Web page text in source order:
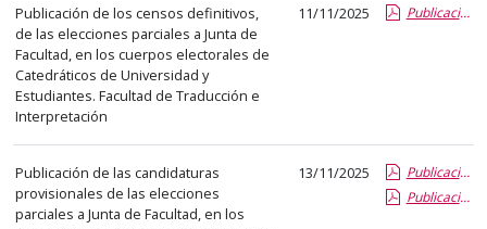
los
anuncios
del
tablón
seleccionado
En
la
Publicación de los censos definitivos,
de las elecciones parciales a Junta de
Facultad, en los cuerpos electorales de
Catedráticos de Universidad y
Estudiantes. Facultad de Traducción e
Interpretación
11/11/2025 Publicacion censos definitivos CAUN y estudiantes.report-1.pdf.pdf
Publicación de las candidaturas
provisionales de las elecciones
parciales a Junta de Facultad, en los
13/11/2025
Publicacion candidatura provisional CAUN.report.pdf.pdf
Publicacion candidatura provisional estudiantes.report.pdf.pdf